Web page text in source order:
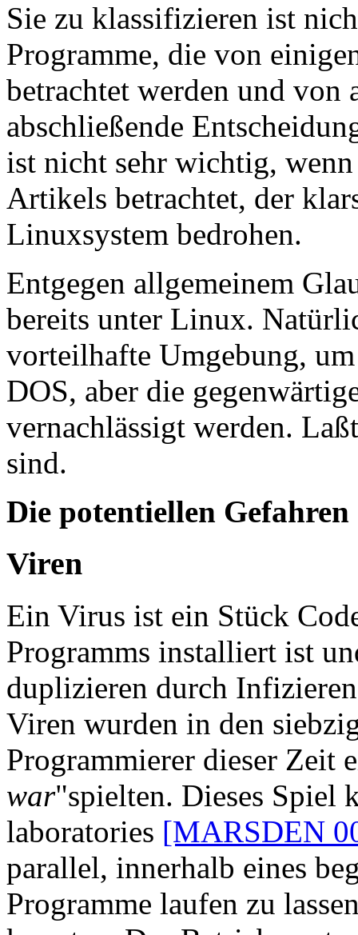
Sie zu klassifizieren ist
Programme, die von
betrachtet werden und von
abschließende
ist nicht sehr wichtig,
Artikels betrachtet, der
Linuxsystem bedrohen.
Entgegen allgemeinem
bereits unter Linux.
vorteilhafte Umgebung,
DOS, aber die
vernachlässigt werden.
sind.
Die potentiellen Gefahren
Viren
Ein Virus ist ein Stück
Programms installiert ist
duplizieren durch
Viren wurden in den
Programmierer dieser Zeit
war"spielten. Dieses Spiel
laboratories [MARSDEN
parallel, innerhalb eines
Programme laufen zu